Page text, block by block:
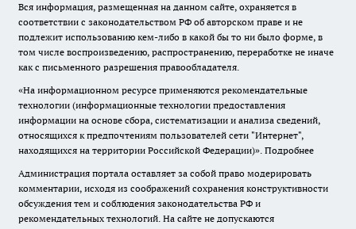
Вся информация, размещенная на данном сайте, охраняется в
соответствии с законодательством РФ об авторском праве и не
подлежит использованию кем-либо в какой бы то ни было форме, в
том числе воспроизведению, распространению, переработке не иначе
как с письменного разрешения правообладателя.
«На информационном ресурсе применяются рекомендательные
технологии (информационные технологии предоставления
информации на основе сбора, систематизации и анализа сведений,
относящихся к предпочтениям пользователей сети "Интернет",
находящихся на территории Российской Федерации)». Подробнее
Администрация портала оставляет за собой право модерировать
комментарии, исходя из соображений сохранения конструктивности
обсуждения тем и соблюдения законодательства РФ и
рекомендательных технологий. На сайте не допускаются